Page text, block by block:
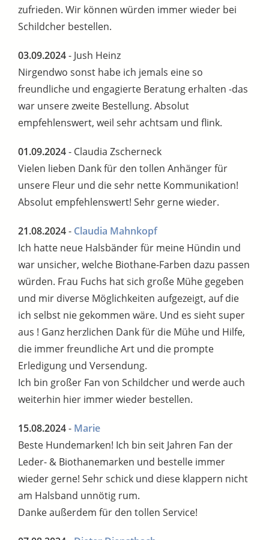
zufrieden. Wir können würden immer wieder bei
Schildcher bestellen.
03.09.2024- Jush Heinz
Nirgendwo sonst habe ich jemals eine so
freundliche und engagierte Beratung erhalten -das
war unsere zweite Bestellung. Absolut
empfehlenswert, weil sehr achtsam und flink.
01.09.2024- Claudia Zscherneck
Vielen lieben Dank für den tollen Anhänger für
unsere Fleur und die sehr nette Kommunikation!
Absolut empfehlenswert! Sehr gerne wieder.
21.08.2024- Claudia Mahnkopf
Ich hatte neue Halsbänder für meine Hündin und
war unsicher, welche Biothane-Farben dazu passen
würden. Frau Fuchs hat sich große Mühe gegeben
und mir diverse Möglichkeiten aufgezeigt, auf die
ich selbst nie gekommen wäre. Und es sieht super
aus ! Ganz herzlichen Dank für die Mühe und Hilfe,
die immer freundliche Art und die prompte
Erledigung und Versendung.
Ich bin großer Fan von Schildcher und werde auch
weiterhin hier immer wieder bestellen.
15.08.2024- Marie
Beste Hundemarken! Ich bin seit Jahren Fan der
Leder- & Biothanemarken und bestelle immer
wieder gerne! Sehr schick und diese klappern nicht
am Halsband unnötig rum.
Danke außerdem für den tollen Service!